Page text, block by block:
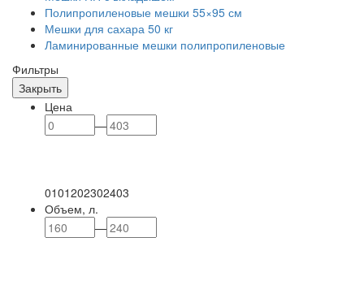
Полипропиленовые мешки 55×95 см
Мешки для сахара 50 кг
Ламинированные мешки полипропиленовые
Фильтры
Закрыть
Цена
—
0101202302403
Объем, л.
—